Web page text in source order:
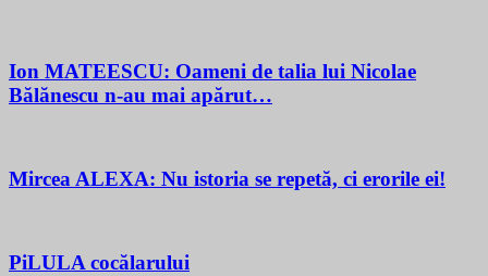
Ion MATEESCU: Oameni de talia lui Nicolae
Bălănescu n-au mai apărut…
Mircea ALEXA: Nu istoria se repetă, ci erorile ei!
PiLULA cocălarului